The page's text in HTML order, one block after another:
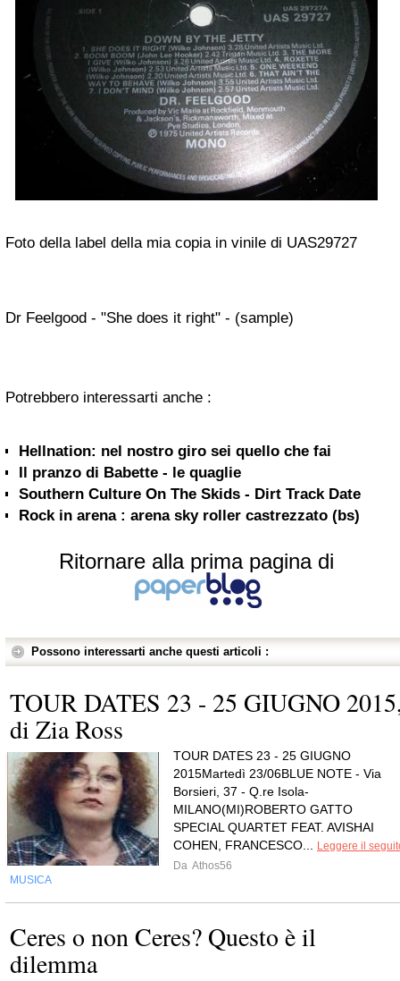
Foto della label della mia copia in vinile di UAS29727
Dr Feelgood - "She does it right" - (sample)
Potrebbero interessarti anche :
Hellnation: nel nostro giro sei quello che fai
Il pranzo di Babette - le quaglie
Southern Culture On The Skids - Dirt Track Date
Rock in arena : arena sky roller castrezzato (bs)
Ritornare alla prima pagina di
Possono interessarti anche questi articoli :
TOUR DATES 23 - 25 GIUGNO
di Zia Ross
TOUR DATES 23 - 25 GIUGNO
2015Martedì 23/06BLUE NOTE - Via
Borsieri, 37 - Q.re Isola-
MILANO(MI)ROBERTO GATTO
SPECIAL QUARTET FEAT. AVISHAI
COHEN, FRANCESCO...
Leggere il
Da Athos56
MUSICA
Ceres o non Ceres? Questo è il
dilemma